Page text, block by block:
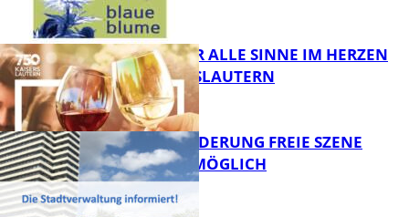
FB Kultur
FB Kultur
GENÜSSE FÜR ALLE SINNE IM HERZEN
VON KAISERSLAUTERN
PROJEKTFÖRDERUNG FREIE SZENE
WEITERHIN MÖGLICH